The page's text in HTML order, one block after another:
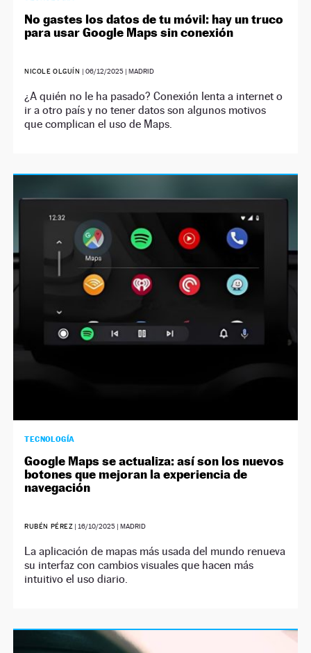
No gastes los datos de tu móvil: hay un truco
para usar Google Maps sin conexión
NICOLE OLGUÍN | 06/12/2025| MADRID
¿A quién no le ha pasado? Conexión lenta a internet o
ir a otro país y no tener datos son algunos motivos
que complican el uso de Maps.
TECNOLOGÍA
Google Maps se actualiza: así son los nuevos
botones que mejoran la experiencia de
navegación
RUBÉN PÉREZ | 16/10/2025 | MADRID
La aplicación de mapas más usada del mundo renueva
su interfaz con cambios visuales que hacen más
intuitivo el uso diario.